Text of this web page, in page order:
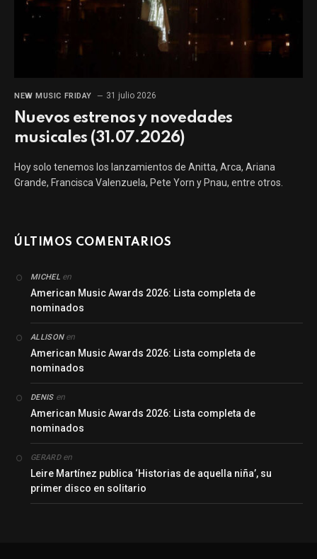
NEW MUSIC FRIDAY 31 julio 2026
Nuevos estrenos y novedades
musicales (31.07.2026)
Hoy solo tenemos los lanzamientos de Anitta, Arca, Ariana
Grande, Francisca Valenzuela, Pete Yorn y Pnau, entre otros.
ÚLTIMOS COMENTARIOS
MICHELen
American Music Awards 2026: Lista completa de
nominados
ALLISONen
American Music Awards 2026: Lista completa de
nominados
DENISen
American Music Awards 2026: Lista completa de
nominados
GERARDen
Leire Martínez publica ‘Historias de aquella niña’, su
primer disco en solitario